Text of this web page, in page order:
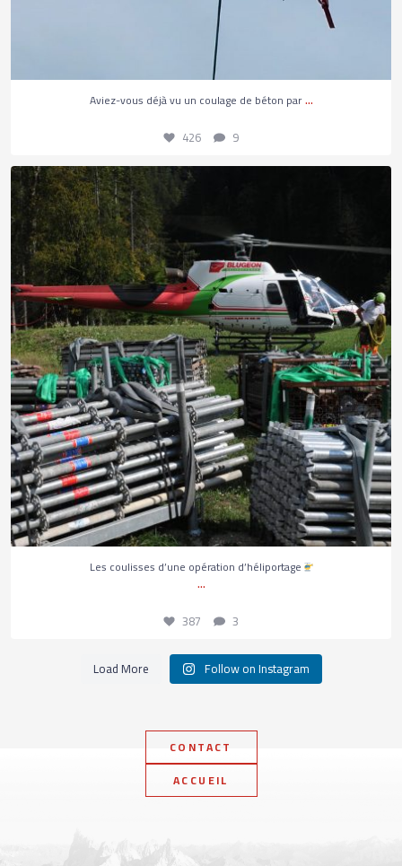
Aviez-vous déjà vu un coulage de béton par...
426 9
Les coulisses d’une opération d’héliportage
387 3
Les coulisses d’une opération d’héliportage
...
387 3
Load More Follow on Instagram
CONTACT
ACCUEIL